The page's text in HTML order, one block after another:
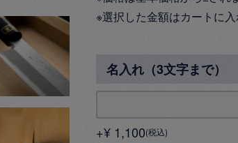
※選択した金額はカートに
名入れ（3文字まで）
+¥ 1,100 税込